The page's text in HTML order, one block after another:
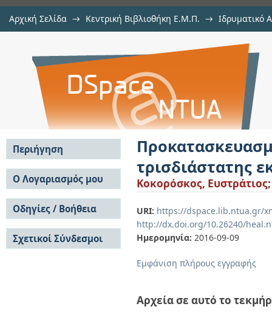
Αρχική Σελίδα → Κεντρική Βιβλιοθήκη Ε.Μ.Π. → Ιδρυματικό
Προκατασκευασμένα
εκτύπωσης)
τρισδιάστατης
Κοκορόσκος, Ευστράτιος
URI: https://dspace.lib.ntua.gr/
http://dx.doi.org/10.26240/
Ημερομηνία: 2016-09-09
Εμφάνιση πλήρους εγγραφής
Αρχεία σε αυτό το
Περιήγηση
Σε όλο το DSpace
Κοινότητες & Συλλογές
Ανά Ημερομηνία
Έκδοσης
Συγγραφείς
Τίτλοι
Θέματα
Ο Λογαριασμός μου
Σύνδεση
Εγγραφή
Οδηγίες / Βοήθεια
Οδηγίες Υποβολής
Οδηγίες Χρήσης ΙΑ
Συχνές Ερωτήσεις
Σχετικοί Σύνδεσμοι